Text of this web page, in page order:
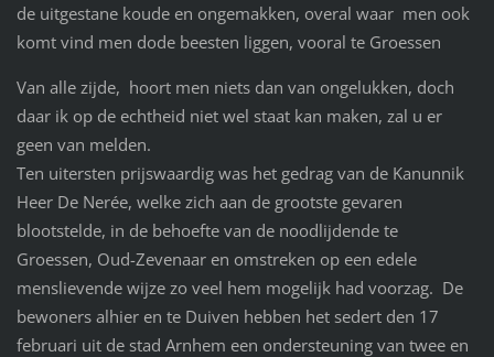
de uitgestane koude en ongemakken, overal waar men ook
komt vind men dode beesten liggen, vooral te Groessen
Van alle zijde, hoort men niets dan van ongelukken, doch
daar ik op de echtheid niet wel staat kan maken, zal u er
geen van melden.
Ten uitersten prijswaardig was het gedrag van de Kanunnik
Heer De Nerée, welke zich aan de grootste gevaren
blootstelde, in de behoefte van de noodlijdende te
Groessen, Oud-Zevenaar en omstreken op een edele
menslievende wijze zo veel hem mogelijk had voorzag. De
bewoners alhier en te Duiven hebben het sedert den 17
februari uit de stad Arnhem een ondersteuning van twee en